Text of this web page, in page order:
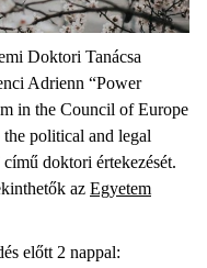
Doktori Tanácsa
Adrienn “Power
in the Council of Europe
the political and legal
doktori értekezését.
az Egyetem
előtt 2 nappal: